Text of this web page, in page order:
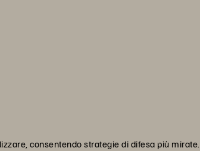
consentendo strategie di difesa più mirate.